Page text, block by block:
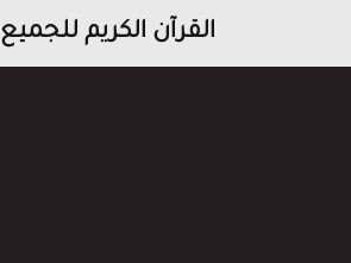
القرآن الكريم للجميع